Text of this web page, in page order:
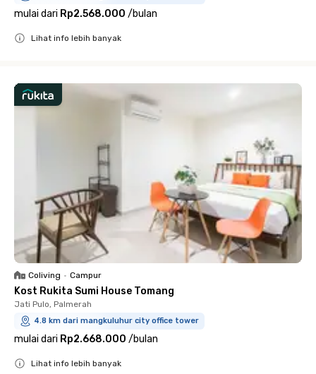
mulai dari Rp2.568.000 /bulan
Lihat info lebih banyak
Coliving • Campur
Kost Rukita Sumi House Tomang
Jati Pulo, Palmerah
4.8 km dari mangkuluhur city office tower
mulai dari Rp2.668.000 /bulan
Lihat info lebih banyak